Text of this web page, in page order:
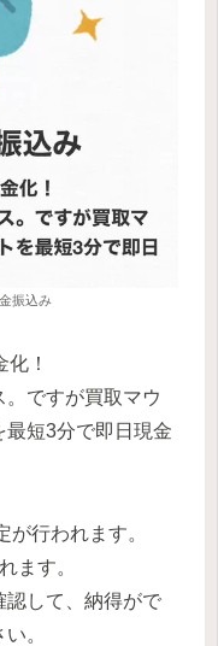
振込み
！
ですが買取マウ
最短3分で即日現金
行われます。
ます。
認して、納得がで
。